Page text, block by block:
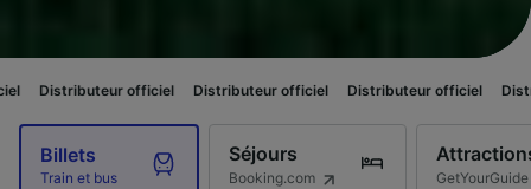
officiel Distributeur officiel Distributeur officiel Distributeur
Billets
Train et bus
Séjours
Booking.com GetYourGuide